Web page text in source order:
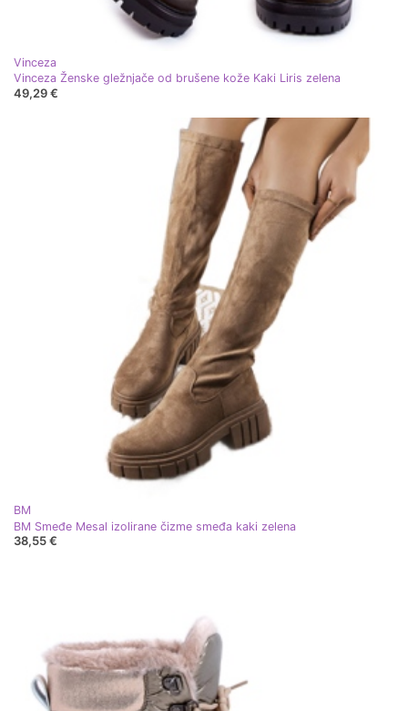
Vinceza
Vinceza Ženske gležnjače od brušene kože Kaki Liris zelena
49,29 €
BM
BM Smeđe Mesal izolirane čizme smeđa kaki zelena
38,55 €